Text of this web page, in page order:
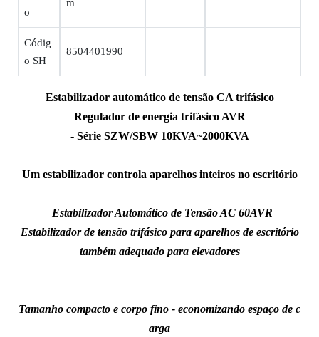
o
m
Códig
o SH
8504401990
Estabilizador automático de tensão CA trifásico
Regulador de energia trifásico AVR
- Série SZW/SBW 10KVA~2000KVA
Um estabilizador controla aparelhos inteiros no escritório
Estabilizador Automático de Tensão AC 60AVR
Estabilizador de tensão trifásico para aparelhos de escritório
também adequado para elevadores
Tamanho compacto e corpo fino - economizando espaço de c
arga